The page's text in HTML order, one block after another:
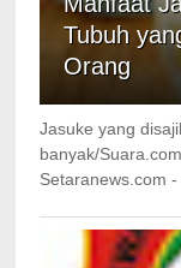
Tubuh
Orang
Jasuke yang
banyak/
Setaranews.com -